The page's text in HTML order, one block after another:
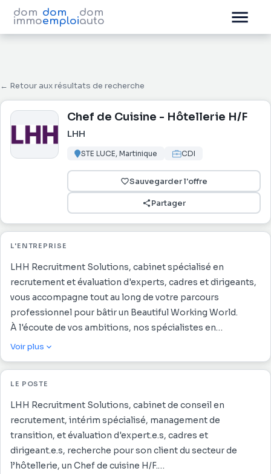
dom
immo
dom
emploi
dom
auto
← Retour aux résultats de recherche
Chef de Cuisine - Hôtellerie H/F
LHH
STE LUCE, Martinique CDI
Sauvegarder l'offre
Partager
L'ENTREPRISE
LHH Recruitment Solutions, cabinet spécialisé en
recrutement et évaluation d'experts, cadres et dirigeants,
vous accompagne tout au long de votre parcours
professionnel pour bâtir un Beautiful Working World.
À l'écoute de vos ambitions, nos spécialistes en
recrutement vous conseillent et vous guident afin de vous
carrière dans un environnement de travail inspirant et
harmonieux.
Voir plus
LE POSTE
LHH Recruitment Solutions, cabinet de conseil en
recrutement, intérim spécialisé, management de
transition, et évaluation d'expert.e.s, cadres et
dirigeant.e.s, recherche pour son client du secteur de
l’hôtellerie, un Chef de cuisine H/F.